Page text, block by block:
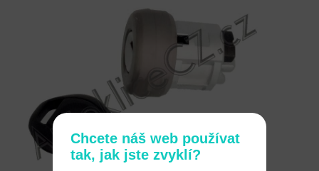
Chcete náš web používat
tak, jak jste zvyklí?